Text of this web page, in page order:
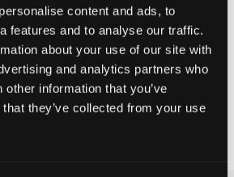
content and ads, to
features and to analyse our traffic.
about your use of our site with
and analytics partners who
information that you’ve
they’ve collected from your use
STØRRELSESTABELL
STØRRELSE